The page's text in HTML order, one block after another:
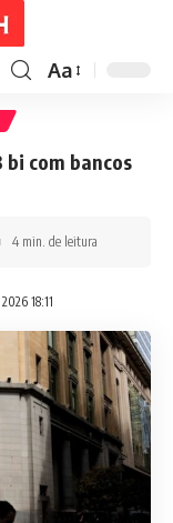
Aa
com bancos
18:11
4 min. de leitura